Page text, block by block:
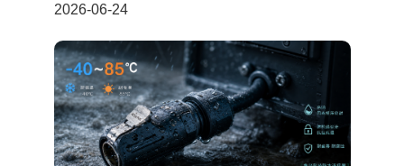
2026-06-24